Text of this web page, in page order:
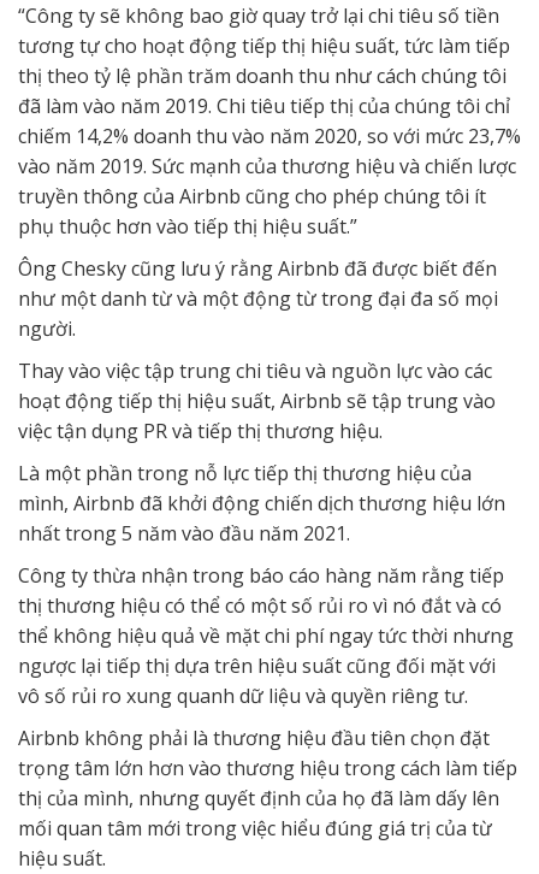
“Công ty sẽ không bao giờ quay trở lại chi tiêu số tiền
tương tự cho hoạt động tiếp thị hiệu suất, tức làm tiếp
thị theo tỷ lệ phần trăm doanh thu như cách chúng tôi
đã làm vào năm 2019. Chi tiêu tiếp thị của chúng tôi chỉ
chiếm 14,2% doanh thu vào năm 2020, so với mức 23,7%
vào năm 2019. Sức mạnh của thương hiệu và chiến lược
truyền thông của Airbnb cũng cho phép chúng tôi ít
phụ thuộc hơn vào tiếp thị hiệu suất.”
Ông Chesky cũng lưu ý rằng Airbnb đã được biết đến
như một danh từ và một động từ trong đại đa số mọi
người.
Thay vào việc tập trung chi tiêu và nguồn lực vào các
hoạt động tiếp thị hiệu suất, Airbnb sẽ tập trung vào
việc tận dụng PR và tiếp thị thương hiệu.
Là một phần trong nỗ lực tiếp thị thương hiệu của
mình, Airbnb đã khởi động chiến dịch thương hiệu lớn
nhất trong 5 năm vào đầu năm 2021.
Công ty thừa nhận trong báo cáo hàng năm rằng tiếp
thị thương hiệu có thể có một số rủi ro vì nó đắt và có
thể không hiệu quả về mặt chi phí ngay tức thời nhưng
ngược lại tiếp thị dựa trên hiệu suất cũng đối mặt với
vô số rủi ro xung quanh dữ liệu và quyền riêng tư.
Airbnb không phải là thương hiệu đầu tiên chọn đặt
trọng tâm lớn hơn vào thương hiệu trong cách làm tiếp
thị của mình, nhưng quyết định của họ đã làm dấy lên
mối quan tâm mới trong việc hiểu đúng giá trị của từ
hiệu suất.